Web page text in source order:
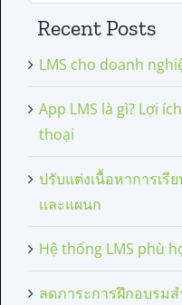
Recent Posts
LMS cho doanh
App LMS là gì? Lợi
thoại
ปรับแต่งเนื้อหาการเรี
และแผนก
Hệ thống LMS phù
ลดภาระการฝึกอบรม